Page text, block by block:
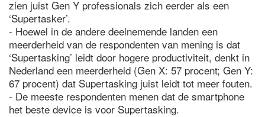
zien juist Gen Y professionals zich eerder als een
‘Supertasker’.
- Hoewel in de andere deelnemende landen een
meerderheid van de respondenten van mening is dat
‘Supertasking’ leidt door hogere productiviteit, denkt in
Nederland een meerderheid (Gen X: 57 procent; Gen Y:
67 procent) dat Supertasking juist leidt tot meer fouten.
- De meeste respondenten menen dat de smartphone
het beste device is voor Supertasking.